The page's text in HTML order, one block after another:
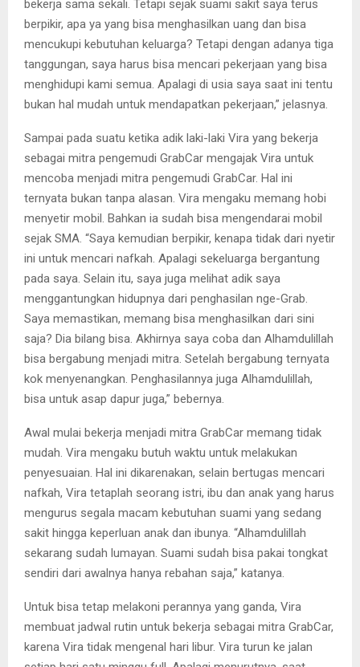
bekerja sama sekali. Tetapi sejak suami sakit saya terus
berpikir, apa ya yang bisa menghasilkan uang dan bisa
mencukupi kebutuhan keluarga? Tetapi dengan adanya tiga
tanggungan, saya harus bisa mencari pekerjaan yang bisa
menghidupi kami semua. Apalagi di usia saya saat ini tentu
bukan hal mudah untuk mendapatkan pekerjaan,” jelasnya.
Sampai pada suatu ketika adik laki-laki Vira yang bekerja
sebagai mitra pengemudi GrabCar mengajak Vira untuk
mencoba menjadi mitra pengemudi GrabCar. Hal ini
ternyata bukan tanpa alasan. Vira mengaku memang hobi
menyetir mobil. Bahkan ia sudah bisa mengendarai mobil
sejak SMA. “Saya kemudian berpikir, kenapa tidak dari nyetir
ini untuk mencari nafkah. Apalagi sekeluarga bergantung
pada saya. Selain itu, saya juga melihat adik saya
menggantungkan hidupnya dari penghasilan nge-Grab.
Saya memastikan, memang bisa menghasilkan dari sini
saja? Dia bilang bisa. Akhirnya saya coba dan Alhamdulillah
bisa bergabung menjadi mitra. Setelah bergabung ternyata
kok menyenangkan. Penghasilannya juga Alhamdulillah,
bisa untuk asap dapur juga,” bebernya.
Awal mulai bekerja menjadi mitra GrabCar memang tidak
mudah. Vira mengaku butuh waktu untuk melakukan
penyesuaian. Hal ini dikarenakan, selain bertugas mencari
nafkah, Vira tetaplah seorang istri, ibu dan anak yang harus
mengurus segala macam kebutuhan suami yang sedang
sakit hingga keperluan anak dan ibunya. “Alhamdulillah
sekarang sudah lumayan. Suami sudah bisa pakai tongkat
sendiri dari awalnya hanya rebahan saja,” katanya.
Untuk bisa tetap melakoni perannya yang ganda, Vira
membuat jadwal rutin untuk bekerja sebagai mitra GrabCar,
karena Vira tidak mengenal hari libur. Vira turun ke jalan